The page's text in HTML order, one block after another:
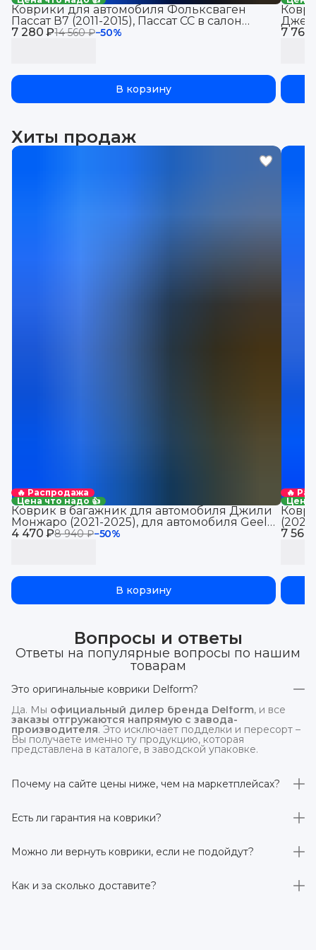
7 280 ₽14 560 ₽−50%
Коврики для автомобиля Фольксваген
Пассат В7 (2011-2015), Пассат СС в салон
автомобиля Volkswagen Passat B7 с
В корзину
7 760
Хиты продаж
🔥 Распродажа
Цена что надо 👍
4 470 ₽8 940 ₽−50%
Коврик в багажник для автомобиля Джили
Монжаро (2021-2025), для автомобиля Geely
Monjaro, EVA 3D
В корзину
🔥
Цена
7 560
Вопросы и ответы
Ответы на популярные вопросы по нашим
товарам
Это оригинальные коврики Delform?
Да. Мы официальный дилер бренда Delform, и все
заказы отгружаются напрямую с завода-
производителя. Это исключает подделки и пересорт –
Вы получаете именно ту продукцию, которая
представлена в каталоге, в заводской упаковке.
Почему на сайте цены ниже, чем на маркетплейсах?
отгрузка идётнапрямую со склада производителя
без посредников.
Есть ли гарантия на коврики?
производителя 3 года. Если в течение этого срока
обнаружится производственный дефект – заменим
Можно ли вернуть коврики, если не подойдут?
заказанного дистанционно,без объяснения причин –
при условии сохранения товарного вида. Если коврик не
Как и за сколько доставите?